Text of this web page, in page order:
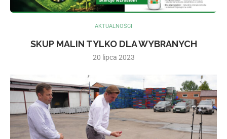
AKTUALNOŚCI
SKUP MALIN TYLKO DLA WYBRANYCH
20 lipca 2023